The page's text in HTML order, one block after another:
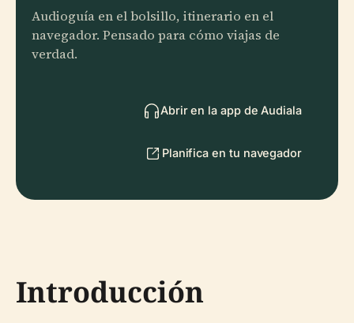
Audioguía en el bolsillo, itinerario en el
navegador. Pensado para cómo viajas de
verdad.
Abrir en la app de Audiala
Planifica en tu navegador
Introducción